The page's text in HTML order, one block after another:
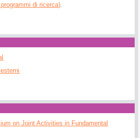
di ricerca)
on Joint Activities in Fundamental